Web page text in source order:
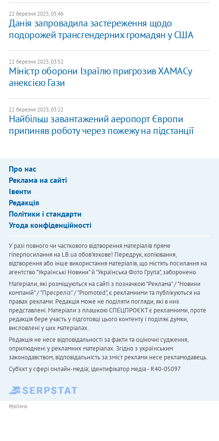
22 березня 2025, 05:46
Данія запровадила застереження щодо
подорожей трансгендерних громадян у США
22 березня 2025, 03:52
Міністр оборони Ізраїлю пригрозив ХАМАСу
анексією Гази
22 березня 2025, 03:22
Найбільш завантажений аеропорт Європи
припиняв роботу через пожежу на підстанції
Про нас
Реклама на сайті
Івенти
Редакція
Політики і стандарти
Угода конфіденційності
У разі повного чи часткового відтворення матеріалів пряме
гіперпосилання на LB.ua обов'язкове! Передрук, копіювання,
відтворення або інше використання матеріалів, що містять посилання на
агентство "Українськi Новини" й "Українська Фото Група", заборонено.
Матеріали, які розміщуються на сайті з позначкою "Реклама" / "Новини
компаній" / "Пресреліз" / "Promoted", є рекламними та публікуються на
правах реклами. Редакція може не поділяти погляди, які в них
представлені. Матеріали з плашкою СПЕЦПРОЄКТ є рекламними, проте
редакція бере участь у підготовці цього контенту і поділяє думки,
висловлені у цих матеріалах.
Редакція не несе відповідальності за факти та оціночні судження,
оприлюднені у рекламних матеріалах. Згідно з українським
законодавством, відповідальність за зміст реклами несе рекламодавець.
Cуб'єкт у сфері онлайн-медіа; ідентифікатор медіа - R40-05097
РЕКЛАМА